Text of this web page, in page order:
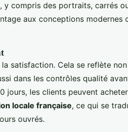
compris des portraits, carrés
aux conceptions modernes
satisfaction. Cela se reflète
dans les contrôles qualité
jours, les clients peuvent
locale française, ce qui se
ouvrés.